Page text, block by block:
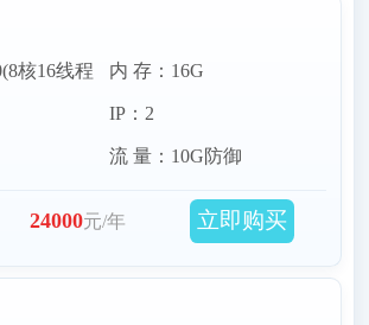
核16线程 内 存：16G
IP：2
流 量：10G防御
24000元/年 立即购买